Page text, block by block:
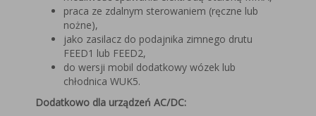
praca ze zdalnym sterowaniem (ręczne lub
nożne),
jako zasilacz do podajnika zimnego drutu
FEED1 lub FEED2,
do wersji mobil dodatkowy wózek lub
chłodnica WUK5.
Dodatkowo dla urządzeń AC/DC: